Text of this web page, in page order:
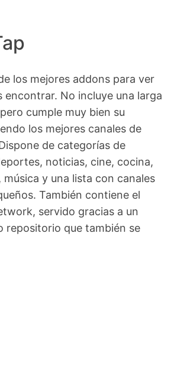
los mejores addons para ver
encontrar. No incluye una larga
cumple muy bien su
los mejores canales de
de categorías de
noticias, cine, cocina,
y una lista con canales
También contiene el
servido gracias a un
repositorio que también se